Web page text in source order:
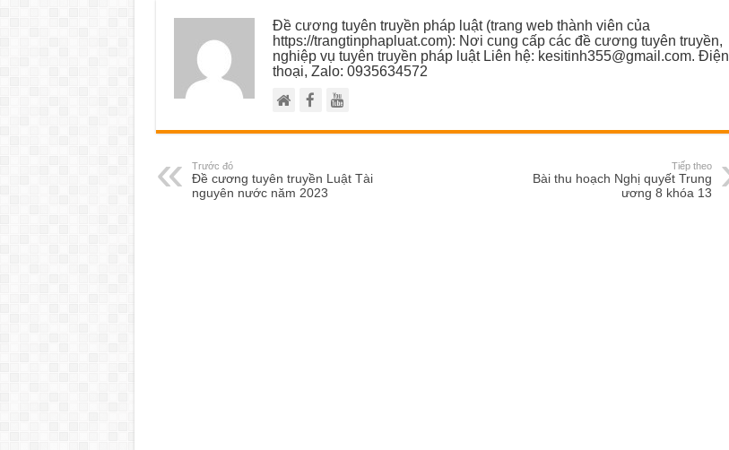
Đề cương tuyên truyền pháp luật (trang web thành viên của
https://trangtinphapluat.com): Nơi cung cấp các đề cương tuyên truyền,
nghiệp vụ tuyên truyền pháp luật Liên hệ: kesitinh355@gmail.com. Điện
thoại, Zalo: 0935634572
Trước đó
Đề cương tuyên truyền Luật Tài
nguyên nước năm 2023
Tiếp theo
Bài thu hoạch Nghị quyết Trung
ương 8 khóa 13